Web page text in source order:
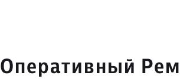
Оперативный